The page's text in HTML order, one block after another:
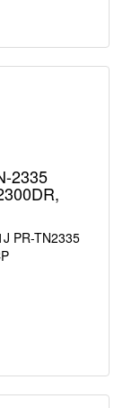
2335
PR-TN2335